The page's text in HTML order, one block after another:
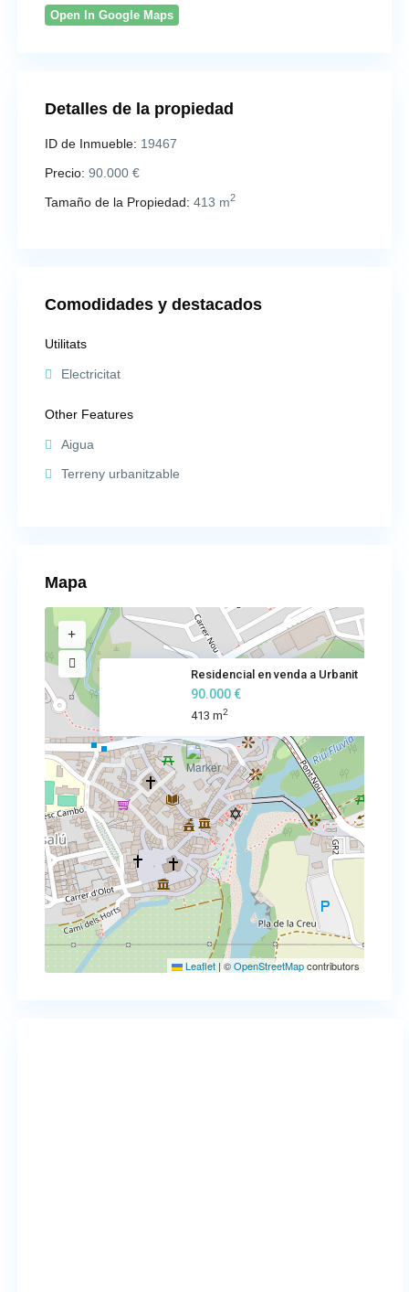
Open In Google Maps
Detalles de la propiedad
ID de Inmueble: 19467
Precio: 90.000 €
Tamaño de la Propiedad: 413 m2
Comodidades y destacados
Utilitats
Electricitat
Other Features
Aigua
Terreny urbanitzable
Mapa
Residencial en venda a Urbanit
90.000 €
413 m2
Leaflet |©OpenStreetMapcontributors